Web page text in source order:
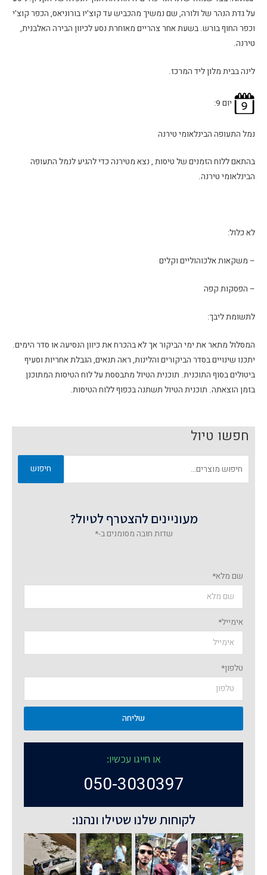
על גדת הנהר של ולורה, שם נמשיך מהכביש עד קוצ'יו בורוניאס, הכפר קוצ'י
וכפר החוף בורש. בשעת אחר צהריים מאוחרת נסע לכיוון הבירה האלבנית,
טירנה.
לינה בבית מלון ליד המרכז.
יום 9:
נמל התעופה הבינלאומי טירנה
בהתאם ללוח הזמנים של טיסות , נצא מטירנה כדי להגיע לנמל התעופה
הבינלאומי טירנה.
לא כלול:
– משקאות אלכוהוליים וקלים
– הפסקות קפה
לתשומת ליבך:
המסלול מתאר את ימי הביקור אך לא בהכרח את כיוון הנסיעה או סדר הימים.
יתכנו שינויים בסדר הביקורים והלינות, ראה תנאים, הגבלת אחריות וסעיף
ביטולים בסוף התוכנית. תוכנית הטיול מתבססת על לוח הטיסות המתוכנן
בזמן הוצאתה. תוכנית הטיול תשתנה בכפוף ללוח הטיסות.
חפשו טיול
חיפוש
מעוניינים להצטרף לטיול?
שדות חובה מסומנים ב-*
שם מלא*
אימייל*
טלפון*
שליחה
או חייגו עכשיו:
050-3030397
לקוחות שלנו שטילו ונהנו: